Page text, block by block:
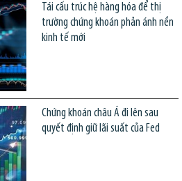
Tái cấu trúc hệ hàng hóa để thị
trường chứng khoán phản ánh nền
kinh tế mới
Chứng khoán châu Á đi lên sau
quyết định giữ lãi suất của Fed